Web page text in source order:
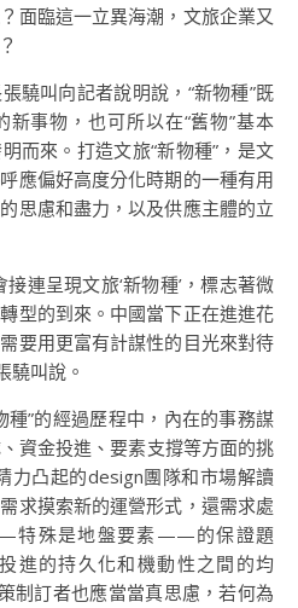
面臨這一立異海潮，文旅企業又
驍叫向記者說明說，“新物種”既
事物，也可所以在“舊物”基本
而來。打造文旅“新物種”，是文
應偏好高度分化時期的一種有用
思慮和盡力，以及供應主體的立
連呈現文旅‘新物種’，標志著微
型的到來。中國當下正在進進花
要用更富有計謀性的目光來對待
驍叫說。
種”的經過歷程中，內在的事務謀
資金投進、要素支撐等方面的挑
力凸起的design團隊和市場解讀
求摸索新的運營形式，還需求處
特殊是地盤要素——的保證題
進的持久化和機動性之間的均
制訂者也應當當真思慮，若何為